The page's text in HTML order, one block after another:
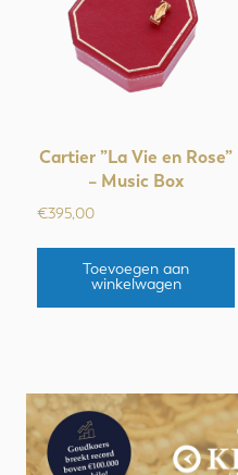
Cartier ”La Vie en Rose”
– Music Box
€395,00
Toevoegen aan
winkelwagen